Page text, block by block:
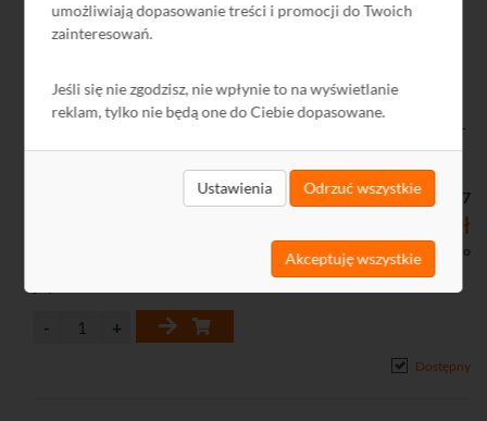
umożliwiają dopasowanie treści i promocji do Twoich
zainteresowań.
Jeśli się nie zgodzisz, nie wpłynie to na wyświetlanie
reklam, tylko nie będą one do Ciebie dopasowane.
Ustawienia Odrzuć wszystkie
Akceptuję wszystkie
systemu wideodomofonowego IP Hikvision drugiej generacji.
• Liczba obsługiwanych modułów: 3
• Materiał wykonania: stop aluminium
• Kompatybilność: moduły stacji bramowej wideomofonu IP i 2-
Wire Hikvision 2 generacji
Kod: G74357
1121,76 zł
912,00 zł netto
Dostępny